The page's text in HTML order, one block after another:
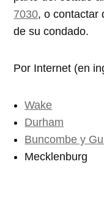
7030, o contactar
de su condado.
Por Internet (en
Wake
Durham
Buncombe y
Mecklenburg